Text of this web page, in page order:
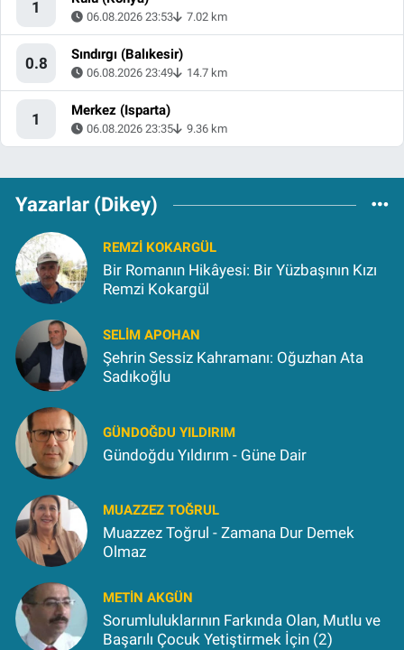
1
06.08.2026 23:53 7.02 km
0.8 Sındırgı (Balıkesir)
06.08.2026 23:49 14.7 km
1 Merkez (Isparta)
06.08.2026 23:35 9.36 km
Yazarlar (Dikey)
REMZI KOKARGÜL
Bir Romanın Hikâyesi: Bir Yüzbaşının Kızı
Remzi Kokargül
SELIM APOHAN
Şehrin Sessiz Kahramanı: Oğuzhan Ata
Sadıkoğlu
GÜNDOĞDU YILDIRIM
Gündoğdu Yıldırım - Güne Dair
MUAZZEZ TOĞRUL
Muazzez Toğrul - Zamana Dur Demek
Olmaz
METIN AKGÜN
Sorumluluklarının Farkında Olan, Mutlu ve
Başarılı Çocuk Yetiştirmek İçin (2)